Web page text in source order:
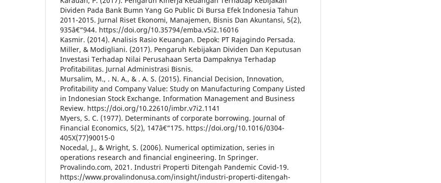
Dividen Pada Bank Bumn Yang Go Public Di Bursa Efek Indonesia Tahun
2011-2015. Jurnal Riset Ekonomi, Manajemen, Bisnis Dan Akuntansi, 5(2),
935â€“944. https://doi.org/10.35794/emba.v5i2.16016
Kasmir. (2014). Analisis Rasio Keuangan. Depok: PT Rajagindo Persada.
Miller, & Modigliani. (2017). Pengaruh Kebijakan Dividen Dan Keputusan
Investasi Terhadap Nilai Perusahaan Serta Dampaknya Terhadap
Profitabilitas. Jurnal Administrasi Bisnis.
Mursalim, M., . N. A., & . A. S. (2015). Financial Decision, Innovation,
Profitability and Company Value: Study on Manufacturing Company Listed
in Indonesian Stock Exchange. Information Management and Business
Review. https://doi.org/10.22610/imbr.v7i2.1141
Myers, S. C. (1977). Determinants of corporate borrowing. Journal of
Financial Economics, 5(2), 147â€“175. https://doi.org/10.1016/0304-
405X(77)90015-0
Nocedal, J., & Wright, S. (2006). Numerical optimization, series in
operations research and financial engineering. In Springer.
Provalindo.com, 2021. Industri Properti Ditengah Pandemic Covid-19.
https://www.provalindonusa.com/insight/industri-properti-ditengah-